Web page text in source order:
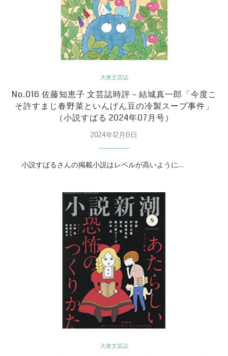
大衆文芸誌
No.016 佐藤知恵子 文芸誌時評－結城真一郎「今度こ
そ許すまじ春野菜といんげん豆の冷製スープ事件」
（小説すばる 2024年07月号）
2024年12月6日
小説すばるさんの掲載小説はレベルが高いように…
大衆文芸誌